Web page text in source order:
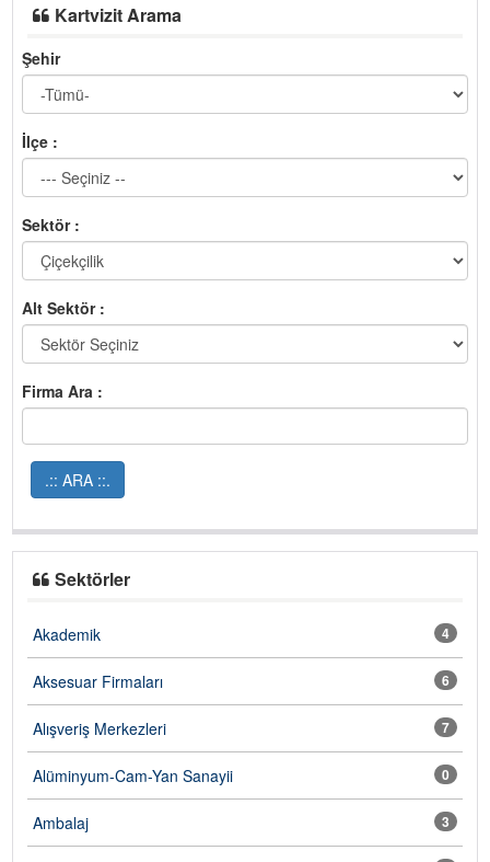
Kartvizit Arama
Şehir
İlçe :
Sektör :
Alt Sektör :
Firma Ara :
Sektörler
Akademik 4
Aksesuar Firmaları 6
Alışveriş Merkezleri 7
Alüminyum-Cam-Yan Sanayii 0
Ambalaj 3